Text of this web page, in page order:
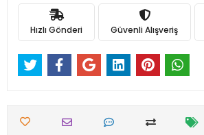
Hızlı Gönderi Güvenli Alışveriş